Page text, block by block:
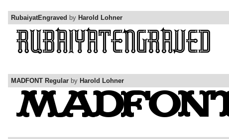
RubaiyatEngraved by Harold Lohner
MADFONT Regular by Harold Lohner